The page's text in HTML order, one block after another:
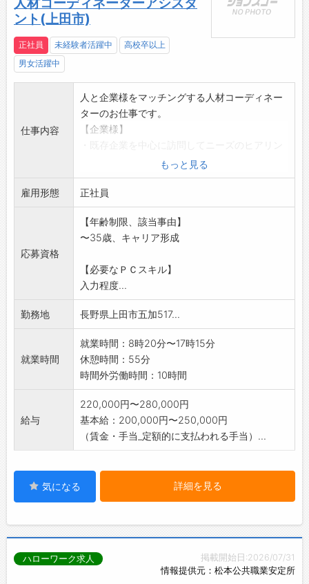
ント(上田市)
正社員 未経験者活躍中
高校卒以上
男女活躍中
仕事内容
人と企業様をマッチングする人材コーディネー
ターのお仕事です。
【企業様】
・その企業で活躍できる最適な人材をご紹介し
職場見学を設定
・求人原稿の作成
【スタッフさん】
・求職者との面談、求人企業の紹介、職場見学
・就業中のスタッフさんとの定期的なフォロ
ー、事務連絡
【変更の範囲:会社
の定める業務】
もっと見る
雇用形態 正社員
応募資格
【年齢制限、該当事由】
〜35歳、キャリア形成
【必要なＰＣスキル】
入力程度...
勤務地 長野県上田市五加517...
就業時間
就業時間：8時20分〜17時15分
休憩時間：55分
時間外労働時間：10時間
給与
220,000円〜280,000円
基本給：200,000円〜250,000円
（賃金・手当_定額的に支払われる手当）...
気になる 詳細を見る
掲載開始日:2026/07/31
情報提供元：松本公共職業安定所
ハローワーク求人